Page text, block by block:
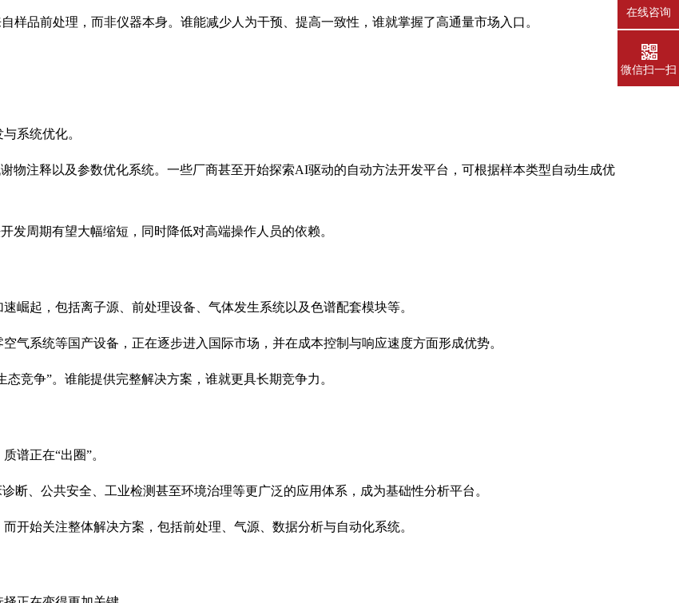
样品前处理，而非仪器本身。谁能减少人为干预、提高一致性，谁就掌握了高通量市场入口。
系统优化。
物注释以及参数优化系统。一些厂商甚至开始探索AI驱动的自动方法开发平台，可根据样本类型自动生成优
发周期有望大幅缩短，同时降低对高端操作人员的依赖。
崛起，包括离子源、前处理设备、气体发生系统以及色谱配套模块等。
气系统等国产设备，正在逐步进入国际市场，并在成本控制与响应速度方面形成优势。
竞争”。谁能提供完整解决方案，谁就更具长期竞争力。
谱正在“出圈”。
断、公共安全、工业检测甚至环境治理等更广泛的应用体系，成为基础性分析平台。
开始关注整体解决方案，包括前处理、气源、数据分析与自动化系统。
在线咨询
电话
微信扫一扫